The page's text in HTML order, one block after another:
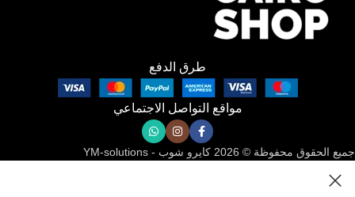
طرق الدفع
مواقع التواصل الاجتماعي
جميع الحقوق محفوظة © 2026 كايرو شوب - YM-solutions